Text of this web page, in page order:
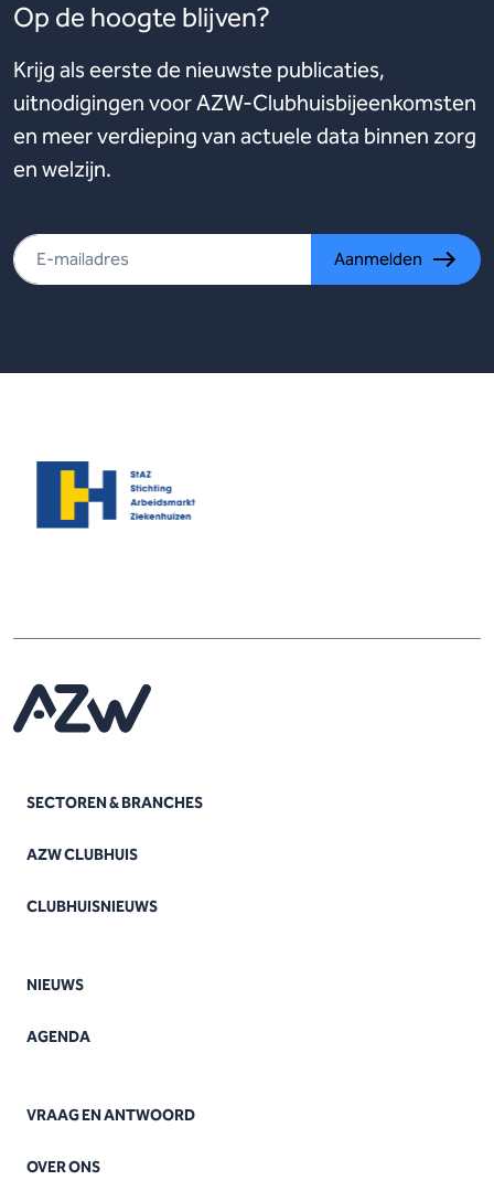
Op de hoogte blijven?
Krijg als eerste de nieuwste publicaties,
uitnodigingen voor AZW-Clubhuisbijeenkomsten
en meer verdieping van actuele data binnen zorg
en welzijn.
Aanmelden
SECTOREN & BRANCHES
AZW CLUBHUIS
CLUBHUISNIEUWS
NIEUWS
AGENDA
VRAAG EN ANTWOORD
OVER ONS